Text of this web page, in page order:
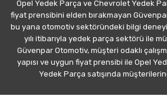
Opel Yedek Parça ve Chevrolet Yedek
fiyat prensibini elden bırakmayan
bu yana otomotiv sektöründeki bilgi
yılı itibarıyla yedek parça sektörü ile
Güvenpar Otomotiv, müşteri odaklı
yapısı ve uygun fiyat prensibi ile Opel
Yedek Parça satışında